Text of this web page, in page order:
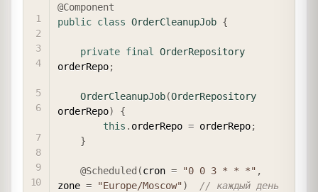
@Component
public class OrderCleanupJob {
private final
OrderRepository
orderRepo;
OrderCleanupJob(OrderRepository
orderRepo)
{
this . orderRepo = orderRepo;
}
@Scheduled (cron = "0 0 3 * * *" ,
zone = "Europe/Moscow")
// каждый день